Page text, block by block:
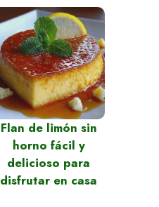
Flan de limón sin
horno fácil y
delicioso para
disfrutar en casa